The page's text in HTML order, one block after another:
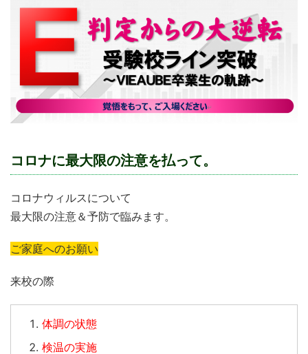
コロナに最大限の注意を払って。
コロナウィルスについて
最大限の注意＆予防で臨みます。
ご家庭へのお願い
来校の際
体調の状態
検温の実施